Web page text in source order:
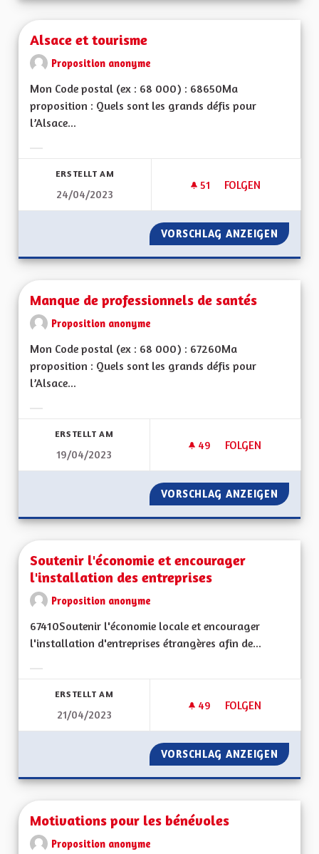
Alsace et tourisme
Proposition anonyme
Mon Code postal (ex : 68 000) : 68650Ma
proposition : Quels sont les grands défis pour
l’Alsace...
ERSTELLT AM
24/04/2023
51 51 FOLLOWER
FOLGEN
ALSACE ET
VORSCHLAG ANZEIGEN
Manque de professionnels de santés
Proposition anonyme
Mon Code postal (ex : 68 000) : 67260Ma
proposition : Quels sont les grands défis pour
l’Alsace...
ERSTELLT AM
19/04/2023
49 49 FOLLOWER
FOLGEN
MANQUE DE
VORSCHLAG ANZEIGEN
Soutenir l'économie et encourager
l'installation des entreprises
Proposition anonyme
67410Soutenir l'économie locale et encourager
l'installation d'entreprises étrangères afin de...
ERSTELLT AM
21/04/2023
49 49 FOLLOWER
FOLGEN
VORSCHLAG ANZEIGEN
Motivations pour les bénévoles
Proposition anonyme